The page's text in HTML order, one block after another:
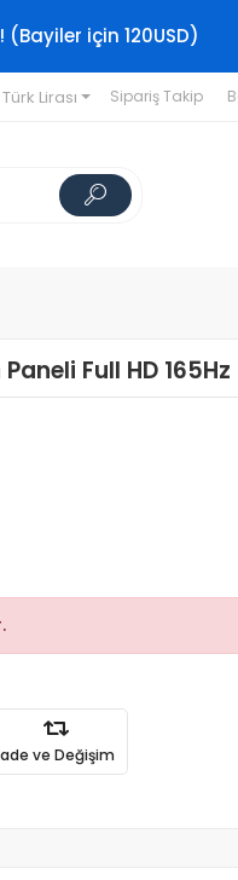
için 120USD)
Lirası Sipariş Takip
Full HD 165Hz
ve Değişim